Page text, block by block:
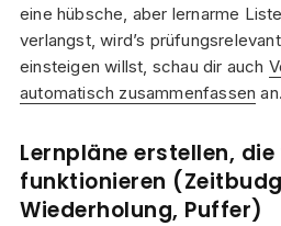
eine hübsche, aber lernarme
verlangst, wird’s
einsteigen willst, schau dir auch
automatisch zusammenfassen an.
Lernpläne erstellen,
funktionieren
Wiederholung, Puffer)